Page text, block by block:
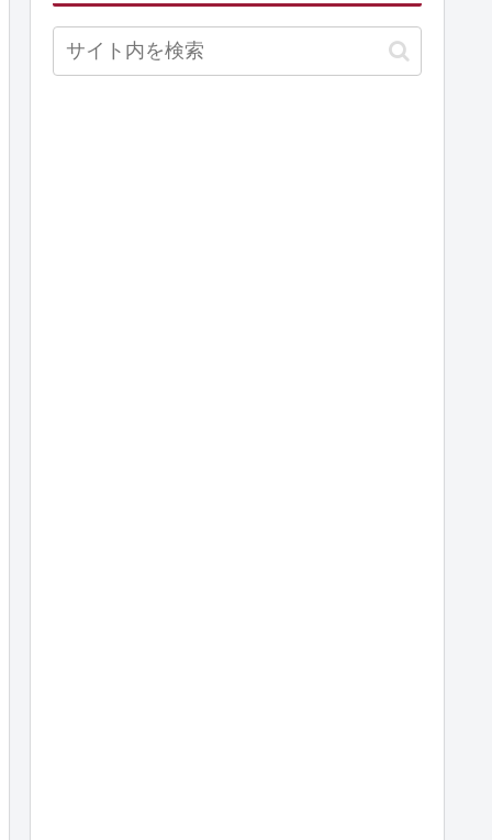
logs to figure out the reason.
Consult corresponding logs to figure out the reason.